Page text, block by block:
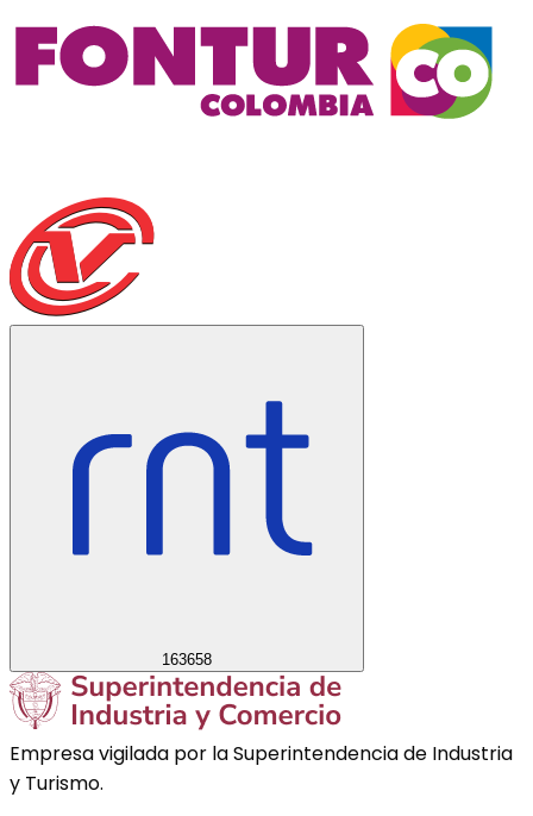
163658
Empresa vigilada por la Superintendencia de Industria
y Turismo.